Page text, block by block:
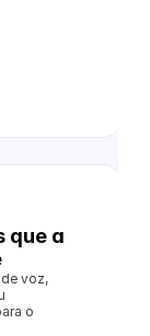
que a
voz,
o